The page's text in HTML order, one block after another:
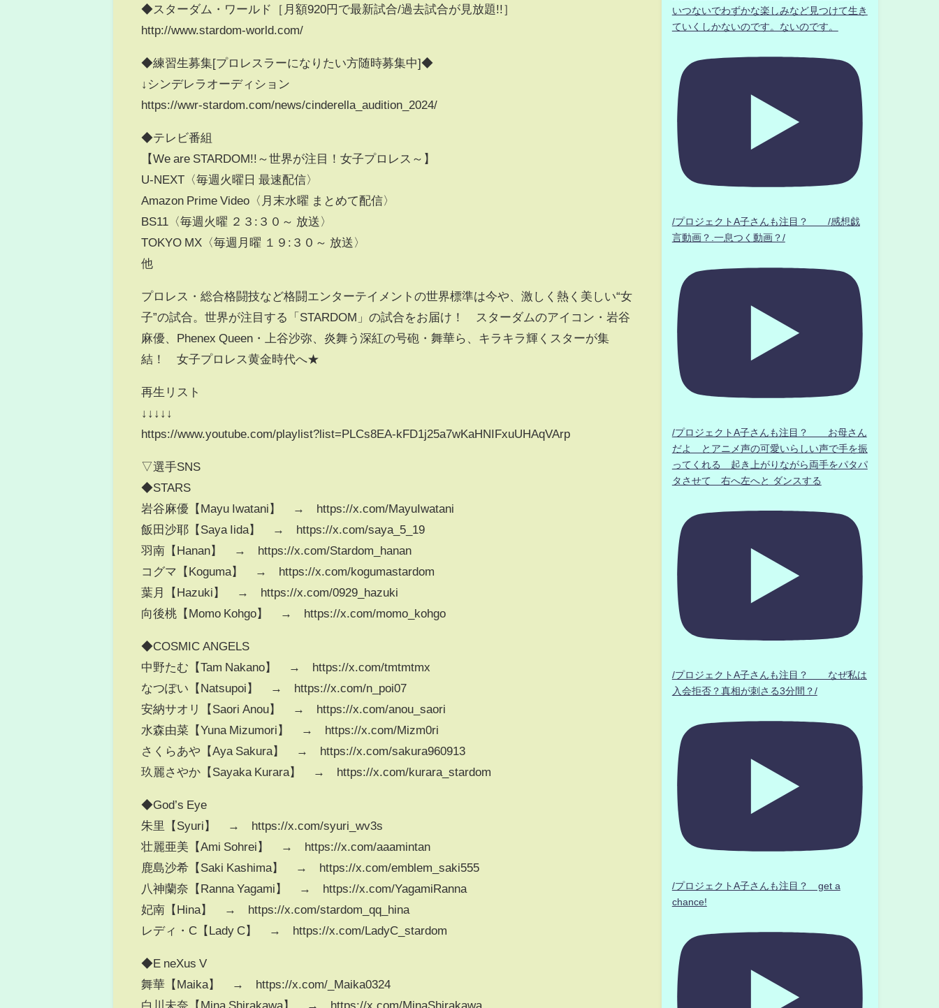
◆スターダム・ワールド［月額920円で最新試合/過去試合が見放題!!］
http://www.stardom-world.com/
◆練習生募集[プロレスラーになりたい方随時募集中]◆
↓シンデレラオーディション
https://wwr-stardom.com/news/cinderella_audition_2024/
◆テレビ番組
【We are STARDOM!!～世界が注目！女子プロレス～】
U-NEXT〈毎週火曜日 最速配信〉
Amazon Prime Video〈月末水曜 まとめて配信〉
BS11〈毎週火曜 ２３:３０～ 放送〉
TOKYO MX〈毎週月曜 １９:３０～ 放送〉
他
プロレス・総合格闘技など格闘エンターテイメントの世界標準は今や、激しく熱く美しい“女
子”の試合。世界が注目する「STARDOM」の試合をお届け！ スターダムのアイコン・岩谷
麻優、Phenex Queen・上谷沙弥、炎舞う深紅の号砲・舞華ら、キラキラ輝くスターが集
結！ 女子プロレス黄金時代へ★
再生リスト
↓↓↓↓↓
https://www.youtube.com/playlist?list=PLCs8EA-kFD1j25a7wKaHNIFxuUHAqVArp
▽選手SNS
◆STARS
岩谷麻優【Mayu Iwatani】 → https://x.com/MayuIwatani
飯田沙耶【Saya Iida】 → https://x.com/saya_5_19
羽南【Hanan】 → https://x.com/Stardom_hanan
コグマ【Koguma】 → https://x.com/kogumastardom
葉月【Hazuki】 → https://x.com/0929_hazuki
向後桃【Momo Kohgo】 → https://x.com/momo_kohgo
◆COSMIC ANGELS
中野たむ【Tam Nakano】 → https://x.com/tmtmtmx
なつぽい【Natsupoi】 → https://x.com/n_poi07
安納サオリ【Saori Anou】 → https://x.com/anou_saori
水森由菜【Yuna Mizumori】 → https://x.com/Mizm0ri
さくらあや【Aya Sakura】 → https://x.com/sakura960913
玖麗さやか【Sayaka Kurara】 → https://x.com/kurara_stardom
◆God’s Eye
朱里【Syuri】 → https://x.com/syuri_wv3s
壮麗亜美【Ami Sohrei】 → https://x.com/aaamintan
鹿島沙希【Saki Kashima】 → https://x.com/emblem_saki555
八神蘭奈【Ranna Yagami】 → https://x.com/YagamiRanna
妃南【Hina】 → https://x.com/stardom_qq_hina
レディ・C【Lady C】 → https://x.com/LadyC_stardom
◆E neXus V
舞華【Maika】 → https://x.com/_Maika0324
白川未奈【Mina Shirakawa】 → https://x.com/MinaShirakawa
いつないでわずかな楽しみなど見つけて生き
ていくしかないのです。ないのです。
/プロジェクトA子さんも注目？ /感想戯
言動画？.一息つく動画？/
/プロジェクトA子さんも注目？ お母さん
だよ とアニメ声の可愛いらしい声で手を振
ってくれる 起き上がりながら両手をパタパ
タさせて 右へ左へと ダンスする
/プロジェクトA子さんも注目？ なぜ私は
入会拒否？真相が刺さる3分間？/
/プロジェクトA子さんも注目？ get a
chance!